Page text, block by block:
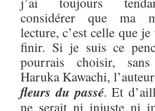
considérer que ma
lecture, c’est celle que
finir. Si je suis ce
pourrais choisir,
Haruka Kawachi,
fleurs du passé. Et
ne serait ni injuste ni